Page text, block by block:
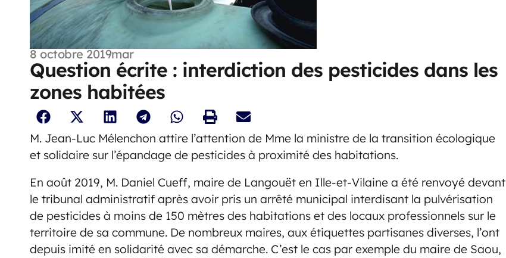
8 octobre 2019mar
Question écrite : interdiction des pesticides dans les
zones habitées
M. Jean-Luc Mélenchon attire l’attention de Mme la ministre de la transition écologique
et solidaire sur l’épandage de pesticides à proximité des habitations.
En août 2019, M. Daniel Cueff, maire de Langouët en Ille-et-Vilaine a été renvoyé devant
le tribunal administratif après avoir pris un arrêté municipal interdisant la pulvérisation
de pesticides à moins de 150 mètres des habitations et des locaux professionnels sur le
territoire de sa commune. De nombreux maires, aux étiquettes partisanes diverses, l’ont
depuis imité en solidarité avec sa démarche. C’est le cas par exemple du maire de Saou,